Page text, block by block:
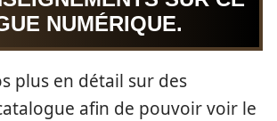
NUMÉRIQUE.
plus en détail sur des
afin de pouvoir voir le